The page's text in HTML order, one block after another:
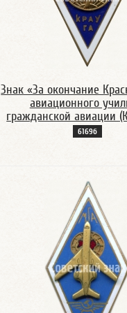
Знак «За окончание
авиационного
гражданской авиации
6169б